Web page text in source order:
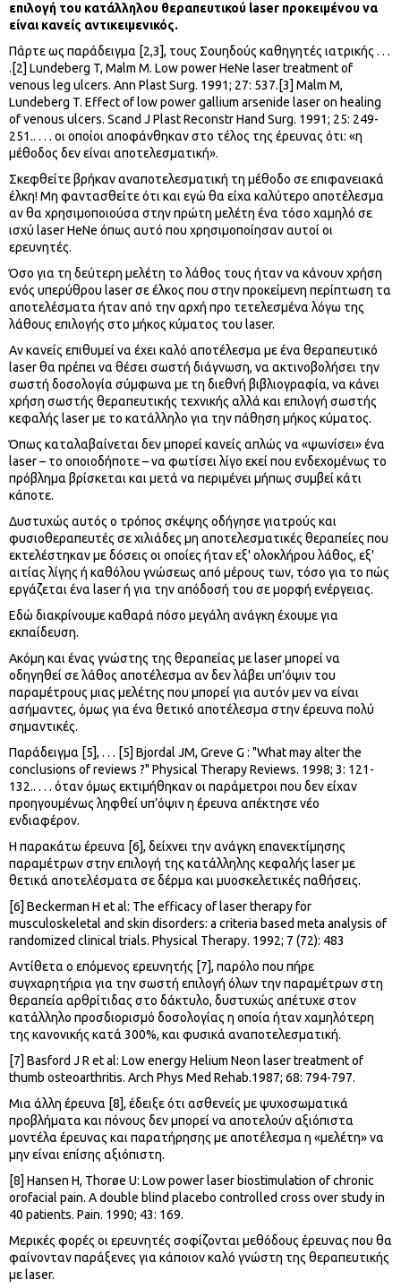
επιλογή του κατάλληλου θεραπευτικού laser προκειμένου να
είναι κανείς αντικειμενικός.
Πάρτε ως παράδειγμα [2,3], τους Σουηδούς καθηγητές ιατρικής . . .
.[2] Lundeberg T, Malm M. Low power HeNe laser treatment of
venous leg ulcers. Ann Plast Surg. 1991; 27: 537.[3] Malm M,
Lundeberg T. Effect of low power gallium arsenide laser on healing
of venous ulcers. Scand J Plast Reconstr Hand Surg. 1991; 25: 249-
251.. . . . οι οποίοι αποφάνθηκαν στο τέλος της έρευνας ότι: «η
μέθοδος δεν είναι αποτελεσματική».
Σκεφθείτε βρήκαν αναποτελεσματική τη μέθοδο σε επιφανειακά
έλκη! Μη φαντασθείτε ότι και εγώ θα είχα καλύτερο αποτέλεσμα
αν θα χρησιμοποιούσα στην πρώτη μελέτη ένα τόσο χαμηλό σε
ισχύ laser HeNe όπως αυτό που χρησιμοποίησαν αυτοί οι
ερευνητές.
Όσο για τη δεύτερη μελέτη το λάθος τους ήταν να κάνουν χρήση
ενός υπερύθρου laser σε έλκος που στην προκείμενη περίπτωση τα
αποτελέσματα ήταν από την αρχή προ τετελεσμένα λόγω της
λάθους επιλογής στο μήκος κύματος του laser.
Αν κανείς επιθυμεί να έχει καλό αποτέλεσμα με ένα θεραπευτικό
laser θα πρέπει να θέσει σωστή διάγνωση, να ακτινοβολήσει την
σωστή δοσολογία σύμφωνα με τη διεθνή βιβλιογραφία, να κάνει
χρήση σωστής θεραπευτικής τεχνικής αλλά και επιλογή σωστής
κεφαλής laser με το κατάλληλο για την πάθηση μήκος κύματος.
Όπως καταλαβαίνεται δεν μπορεί κανείς απλώς να «ψωνίσει» ένα
laser – το οποιοδήποτε – να φωτίσει λίγο εκεί που ενδεχομένως το
πρόβλημα βρίσκεται και μετά να περιμένει μήπως συμβεί κάτι
κάποτε.
Δυστυχώς αυτός ο τρόπος σκέψης οδήγησε γιατρούς και
φυσιοθεραπευτές σε χιλιάδες μη αποτελεσματικές θεραπείες που
εκτελέστηκαν με δόσεις οι οποίες ήταν εξ' ολοκλήρου λάθος, εξ'
αιτίας λίγης ή καθόλου γνώσεως από μέρους των, τόσο για το πώς
εργάζεται ένα laser ή για την απόδοσή του σε μορφή ενέργειας.
Εδώ διακρίνουμε καθαρά πόσο μεγάλη ανάγκη έχουμε για
εκπαίδευση.
Ακόμη και ένας γνώστης της θεραπείας με laser μπορεί να
οδηγηθεί σε λάθος αποτέλεσμα αν δεν λάβει υπ’όψιν του
παραμέτρους μιας μελέτης που μπορεί για αυτόν μεν να είναι
ασήμαντες, όμως για ένα θετικό αποτέλεσμα στην έρευνα πολύ
σημαντικές.
Παράδειγμα [5], . . . [5] Bjordal JM, Greve G : "What may alter the
conclusions of reviews ?" Physical Therapy Reviews. 1998; 3: 121-
132.. . . . όταν όμως εκτιμήθηκαν οι παράμετροι που δεν είχαν
προηγουμένως ληφθεί υπ’όψιν η έρευνα απέκτησε νέο
ενδιαφέρον.
Η παρακάτω έρευνα [6], δείχνει την ανάγκη επανεκτίμησης
παραμέτρων στην επιλογή της κατάλληλης κεφαλής laser με
θετικά αποτελέσματα σε δέρμα και μυοσκελετικές παθήσεις.
[6] Beckerman H et al: The efficacy of laser therapy for
musculoskeletal and skin disorders: a criteria based meta analysis of
randomized clinical trials. Physical Therapy. 1992; 7 (72): 483
Αντίθετα ο επόμενος ερευνητής [7], παρόλο που πήρε
συγχαρητήρια για την σωστή επιλογή όλων την παραμέτρων στη
θεραπεία αρθρίτιδας στο δάκτυλο, δυστυχώς απέτυχε στον
κατάλληλο προσδιορισμό δοσολογίας η οποία ήταν χαμηλότερη
της κανονικής κατά 300%, και φυσικά αναποτελεσματική.
[7] Basford J R et al: Low energy Helium Neon laser treatment of
thumb osteoarthritis. Arch Phys Med Rehab.1987; 68: 794-797.
Μια άλλη έρευνα [8], έδειξε ότι ασθενείς με ψυχοσωματικά
προβλήματα και πόνους δεν μπορεί να αποτελούν αξιόπιστα
μοντέλα έρευνας και παρατήρησης με αποτέλεσμα η «μελέτη» να
μην είναι επίσης αξιόπιστη.
[8] Hansen H, Thorøe U: Low power laser biostimulation of chronic
orofacial pain. A double blind placebo controlled cross over study in
40 patients. Pain. 1990; 43: 169.
Μερικές φορές οι ερευνητές σοφίζονται μεθόδους έρευνας που θα
φαίνονταν παράξενες για κάποιον καλό γνώστη της θεραπευτικής
με laser.